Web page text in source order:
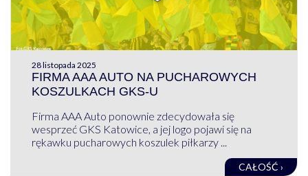
28 listopada 2025
FIRMA AAA AUTO NA PUCHAROWYCH
KOSZULKACH GKS-U
Firma AAA Auto ponownie zdecydowała się
wesprzeć GKS Katowice, a jej logo pojawi się na
rękawku pucharowych koszulek piłkarzy ...
CAŁOŚĆ ›